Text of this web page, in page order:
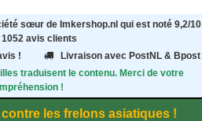
sœur de Imkershop.nl qui est noté 9,2/10
avis clients
!
Livraison avec PostNL & Bpost
traduisent le contenu. Merci de votre
!
les frelons asiatiques !